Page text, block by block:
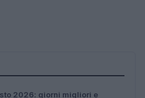
2026: giorni migliori e